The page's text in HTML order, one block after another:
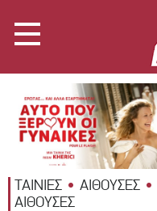
ΤΑΙΝΙΕΣ ΑΙΘΟΥΣΕΣ
ΑΙΘΟΥΣΕΣ